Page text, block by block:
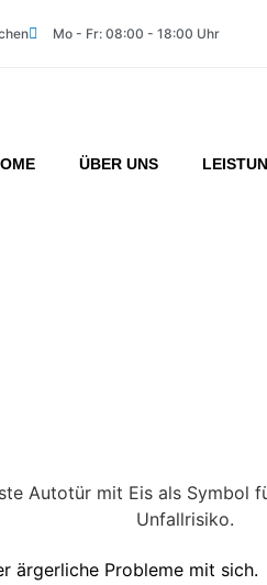
Mo - Fr: 08:00 - 18:00 Uhr
ÜBER UNS
ärgerliche Probleme mit sich.